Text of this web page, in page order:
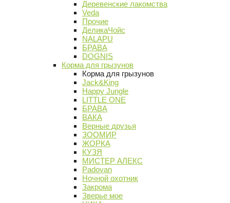
Деревенские лакомства
Veda
Прочие
ДеликаЧойс
NALAPU
БРАВА
DOGNIS
Корма для грызунов
Корма для грызунов
Jack&King
Happy Jungle
LITTLE ONE
БРАВА
ВАКА
Верные друзья
ЗООМИР
ЖОРКА
КУЗЯ
МИСТЕР АЛЕКС
Padovan
Ночной охотник
Закрома
Зверье мое